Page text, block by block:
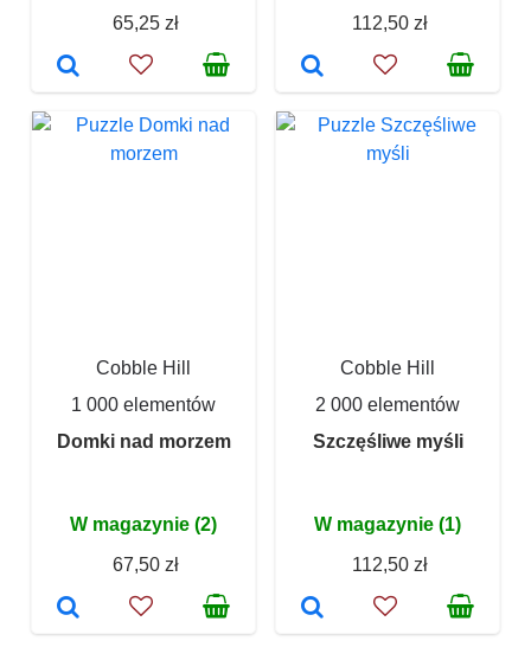
65,25 zł
112,50 zł
Cobble Hill
1 000 elementów
Domki nad morzem
W magazynie (2)
67,50 zł
Cobble Hill
2 000 elementów
Szczęśliwe myśli
W magazynie (1)
112,50 zł